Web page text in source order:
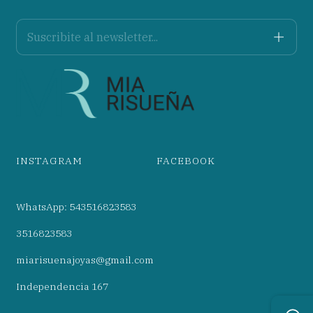
INSTAGRAM FACEBOOK
WhatsApp: 543516823583
3516823583
miarisuenajoyas@gmail.com
Independencia 167